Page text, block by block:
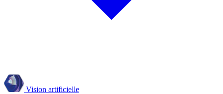
Vision artificielle